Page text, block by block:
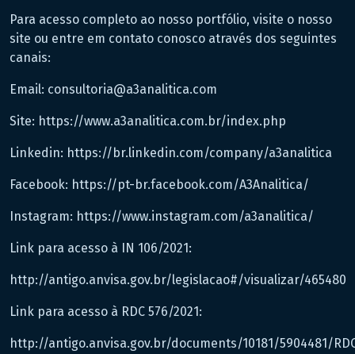
Para acesso completo ao nosso portfólio, visite o nosso
site ou entre em contato conosco através dos seguintes
canais:
Email: consultoria@a3analitica.com
Site: https://www.a3analitica.com.br/index.php
Linkedin: https://br.linkedin.com/company/a3analitica
Facebook: https://pt-br.facebook.com/A3Analitica/
Instagram: https://www.instagram.com/a3analitica/
Link para acesso à IN 106/2021:
http://antigo.anvisa.gov.br/legislacao#/visualizar/465480
Link para acesso à RDC 576/2021:
http://antigo.anvisa.gov.br/documents/10181/5904481/